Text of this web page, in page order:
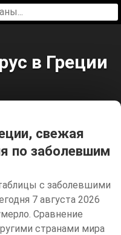
в Греции
свежая
по заболевшим
с заболевшими
7 августа 2026
Сравнение
странами мира